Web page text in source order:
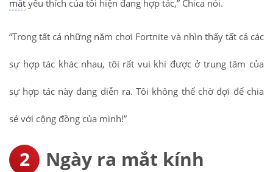
mắt yêu thích của tôi hiện đang hợp tác,” Chica nói.
“Trong tất cả những năm chơi Fortnite và nhìn thấy tất cả các
sự hợp tác khác nhau, tôi rất vui khi được ở trung tâm của
sự hợp tác này đang diễn ra. Tôi không thể chờ đợi để chia
sẻ với cộng đồng của mình!”
Ngày ra mắt kính